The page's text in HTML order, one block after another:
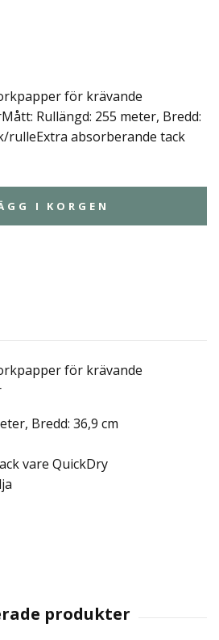
för krävande
Rullängd: 255 meter, Bredd:
rulleExtra absorberande tack
I KORGEN
för krävande
Bredd: 36,9 cm
vare QuickDry